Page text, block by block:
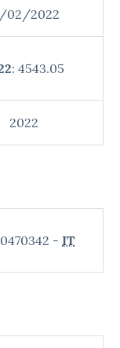
02/2022
: 4543.05
2022
- IT